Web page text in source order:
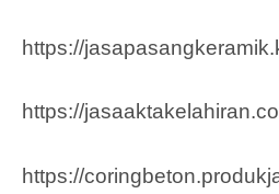
https://
https://
https://